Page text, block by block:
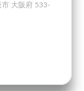
大阪府 533-